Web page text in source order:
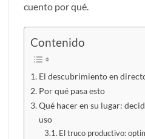
cuento por qué.
Contenido
El descubrimiento en
Por qué pasa esto
Qué hacer en su lugar:
uso
El truco productivo: